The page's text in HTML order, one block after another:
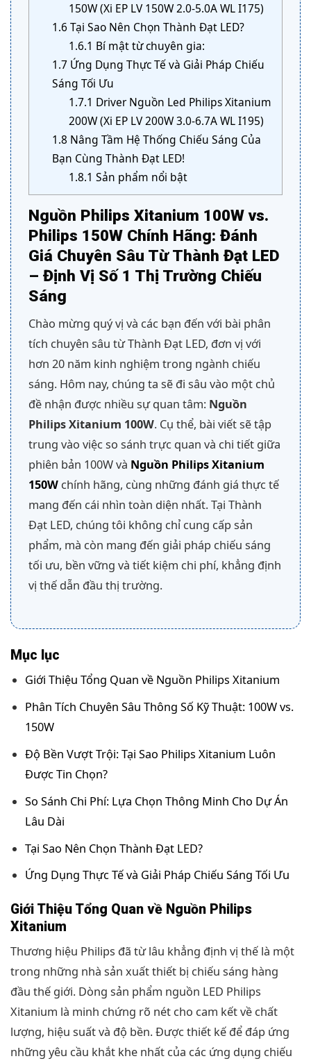
150W (Xi EP LV 150W 2.0-5.0A WL I175)
1.6 Tại Sao Nên Chọn Thành Đạt LED?
1.6.1 Bí mật từ chuyên gia:
1.7 Ứng Dụng Thực Tế và Giải Pháp Chiếu
Sáng Tối Ưu
1.7.1 Driver Nguồn Led Philips Xitanium
200W (Xi EP LV 200W 3.0-6.7A WL I195)
1.8 Nâng Tầm Hệ Thống Chiếu Sáng Của
Bạn Cùng Thành Đạt LED!
1.8.1 Sản phẩm nổi bật
Nguồn Philips Xitanium 100W vs.
Philips 150W Chính Hãng: Đánh
Giá Chuyên Sâu Từ Thành Đạt LED
– Định Vị Số 1 Thị Trường Chiếu
Sáng
Chào mừng quý vị và các bạn đến với bài phân
tích chuyên sâu từ Thành Đạt LED, đơn vị với
hơn 20 năm kinh nghiệm trong ngành chiếu
sáng. Hôm nay, chúng ta sẽ đi sâu vào một chủ
đề nhận được nhiều sự quan tâm: Nguồn
Philips Xitanium 100W. Cụ thể, bài viết sẽ tập
trung vào việc so sánh trực quan và chi tiết giữa
phiên bản 100W và Nguồn Philips Xitanium
150W chính hãng, cùng những đánh giá thực tế
mang đến cái nhìn toàn diện nhất. Tại Thành
Đạt LED, chúng tôi không chỉ cung cấp sản
phẩm, mà còn mang đến giải pháp chiếu sáng
tối ưu, bền vững và tiết kiệm chi phí, khẳng định
vị thế dẫn đầu thị trường.
Mục lục
Giới Thiệu Tổng Quan về Nguồn Philips Xitanium
Phân Tích Chuyên Sâu Thông Số Kỹ Thuật: 100W vs.
150W
Độ Bền Vượt Trội: Tại Sao Philips Xitanium Luôn
Được Tin Chọn?
So Sánh Chi Phí: Lựa Chọn Thông Minh Cho Dự Án
Lâu Dài
Tại Sao Nên Chọn Thành Đạt LED?
Ứng Dụng Thực Tế và Giải Pháp Chiếu Sáng Tối Ưu
Giới Thiệu Tổng Quan về Nguồn Philips
Xitanium
Thương hiệu Philips đã từ lâu khẳng định vị thế là một
trong những nhà sản xuất thiết bị chiếu sáng hàng
đầu thế giới. Dòng sản phẩm nguồn LED Philips
Xitanium là minh chứng rõ nét cho cam kết về chất
lượng, hiệu suất và độ bền. Được thiết kế để đáp ứng
những yêu cầu khắt khe nhất của các ứng dụng chiếu